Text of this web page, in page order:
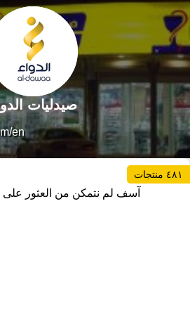
en/
صيدليات
٤٨١ منتجات
آسف لم نتمكن من العثور على